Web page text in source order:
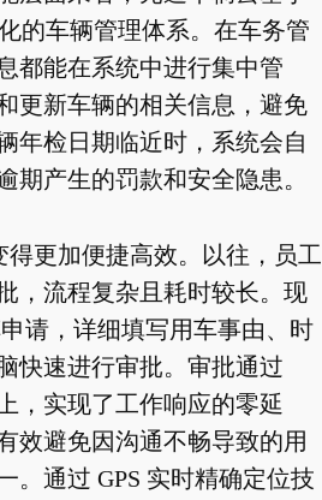
的车辆管理体系。在车务管
都能在系统中进行集中管
更新车辆的相关信息，避免
年检日期临近时，系统会自
产生的罚款和安全隐患。
更加便捷高效。以往，员工
，流程复杂且耗时较长。现
请，详细填写用车事由、时
快速进行审批。审批通过
，实现了工作响应的零延
效避免因沟通不畅导致的用
。通过 GPS 实时精确定位技